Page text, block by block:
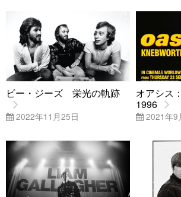
ビー・ジーズ 栄光の軌跡
2022年11月25日
オアシス
1996
2021年9